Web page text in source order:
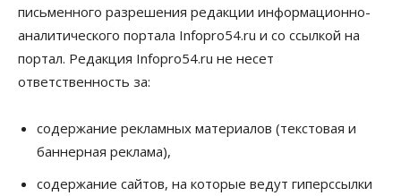
Общество
В Новосибирской области число дел о
банкротстве с начала года выросло на 7,2 %
10 Августа 2026, 12:00
10 Августа 2026, 11:30
Полмиллиарда направят на доплаты
письменного разрешения редакции информационно-
аналитического портала Infopro54.ru и со ссылкой на
портал. Редакция Infopro54.ru не несет
ответственность за:
содержание рекламных материалов (текстовая и
баннерная реклама),
содержание сайтов, на которые ведут гиперссылки